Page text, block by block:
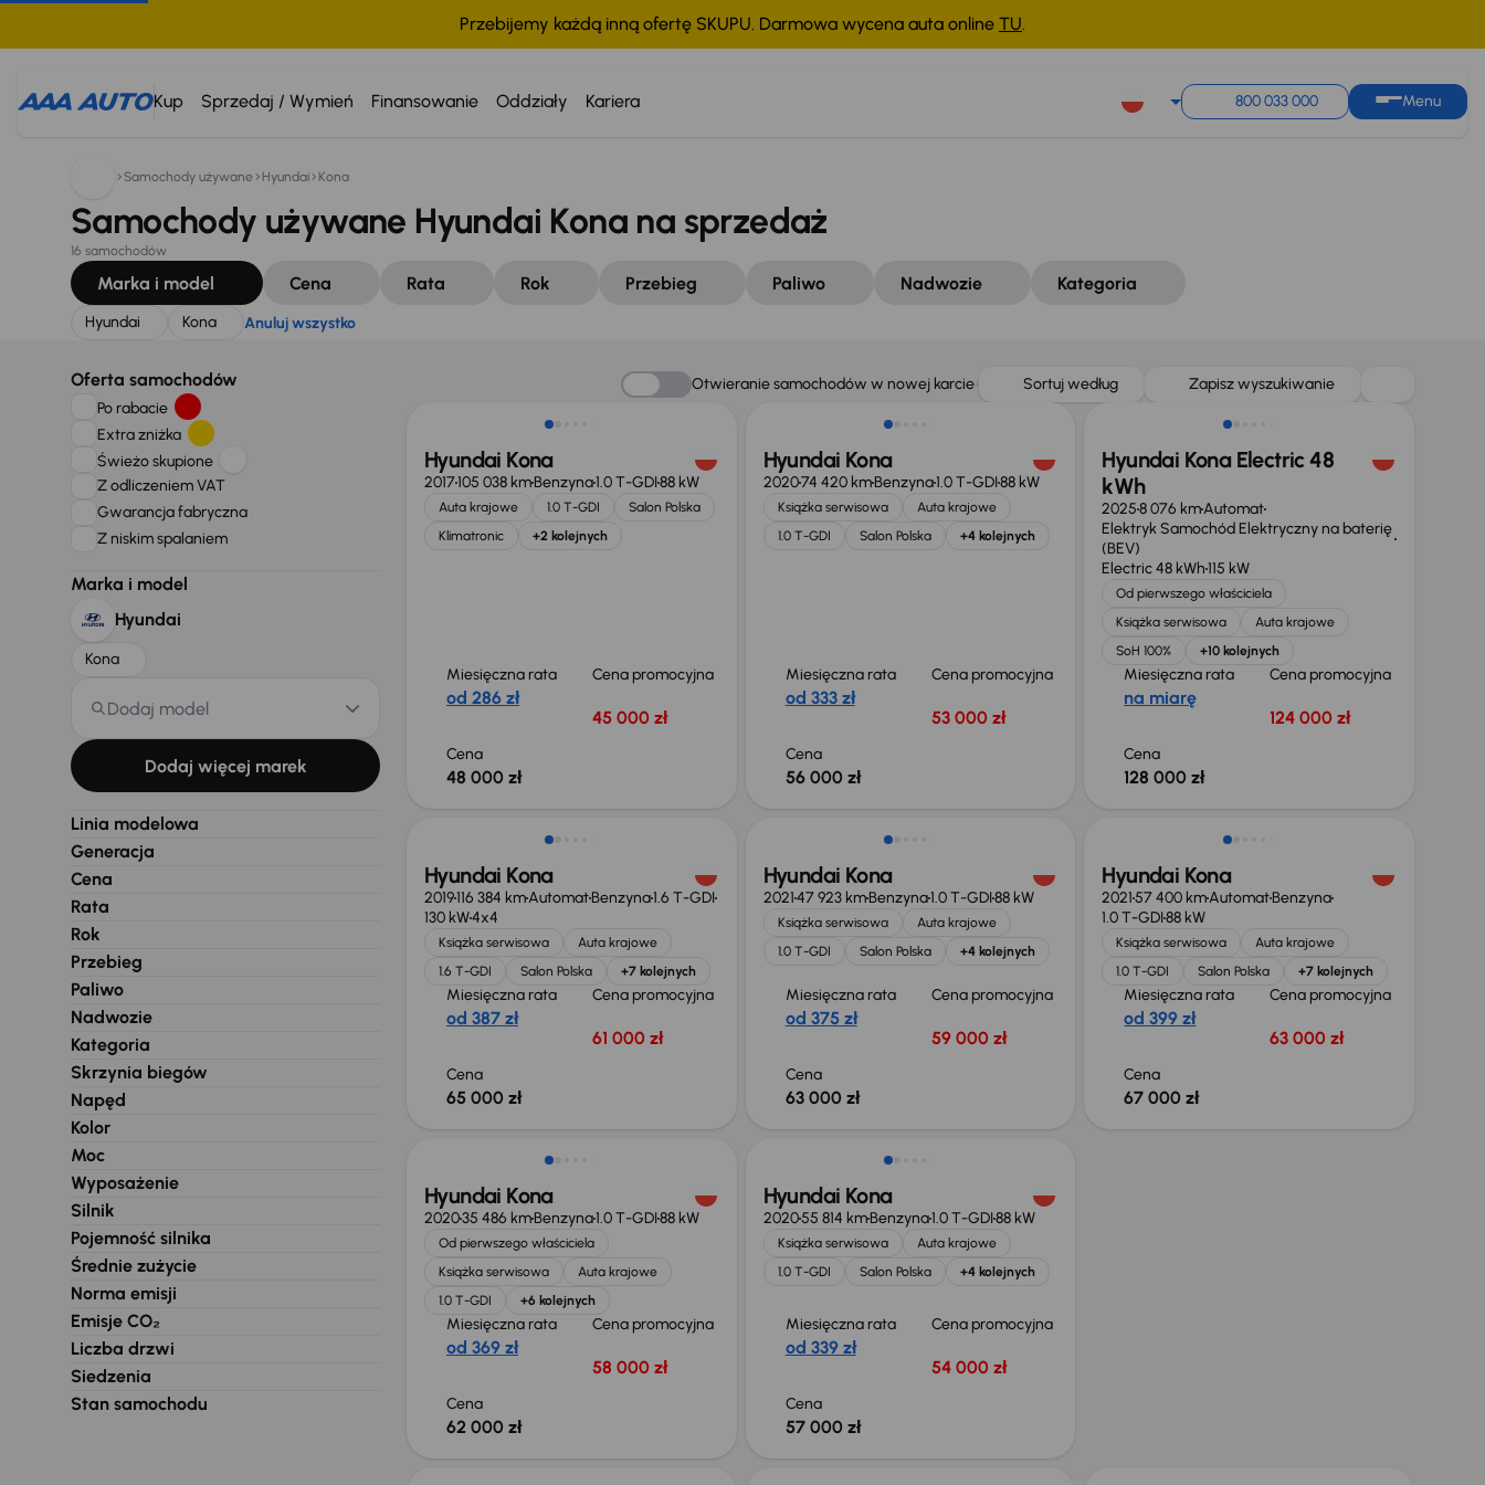
Przebijemy każdą inną ofertę SKUPU. Darmowa wycena auta online TU.
Kup Sprzedaj / Wymień Finansowanie Oddziały Kariera 800 033 000 Menu
Szukam: Anuluj wszystko
Samochody używane Hyundai Kona
Samochody używane Hyundai Kona na sprzedaż
16 samochodów
Marka i model Cena Rata Rok Przebieg Paliwo Nadwozie Kategoria
Hyundai Kona Anuluj wszystko
Oferta samochodów
Po rabacie
Extra zniżka
Świeżo skupione
Z odliczeniem VAT
Gwarancja fabryczna
Z niskim spalaniem
Marka i model
Hyundai
Kona
Dodaj model
Dodaj więcej marek
Linia modelowa
Generacja
Cena
Rata
Rok
Przebieg
Paliwo
Nadwozie
Kategoria
Skrzynia biegów
Napęd
Kolor
Moc
Wyposażenie
Silnik
Pojemność silnika
Średnie zużycie
Norma emisji
Emisje CO₂
Liczba drzwi
Siedzenia
Stan samochodu
Otwieranie samochodów w nowej karcie Sortuj według Zapisz wyszukiwanie
Hyundai Kona
2017105 038 kmBenzyna1.0 T-GDI88 kW
Auta krajowe 1.0 T-GDI
Salon Polska
Klimatronic
+2 kolejnych
Miesięczna rata
od 286 zł
Cena promocyjna
45 000 zł
Cena
48 000 zł
Hyundai Kona
202074 420 kmBenzyna1.0 T-GDI88 kW
Książka serwisowa
Auta krajowe
1.0 T-GDI
Salon Polska +4 kolejnych
Miesięczna rata
od 333 zł
Cena promocyjna
53 000 zł
Cena
56 000 zł
Od nowego taniej o 56 900 zł
Hyundai Kona Electric 48
kWh
20258 076 kmAutomat
Elektryk Samochód Elektryczny na baterię
(BEV)
Electric 48 kWh115 kW
Od pierwszego właściciela
Książka serwisowa
Auta krajowe
SoH 100%
+10 kolejnych
Miesięczna rata
na miarę
Cena promocyjna
124 000 zł
Cena
128 000 zł
Hyundai Kona
2019116 384 kmAutomatBenzyna1.6 T-GDI
130 kW4x4
Książka serwisowa
Auta krajowe
1.6 T-GDI
Salon Polska +7 kolejnych
Miesięczna rata
od 387 zł
Cena promocyjna
61 000 zł
Cena
65 000 zł
Hyundai Kona
202147 923 kmBenzyna1.0 T-GDI88 kW
Książka serwisowa
Auta krajowe
1.0 T-GDI
Salon Polska +4 kolejnych
Miesięczna rata
od 375 zł
Cena promocyjna
59 000 zł
Cena
63 000 zł
Hyundai Kona
202157 400 kmAutomatBenzyna
1.0 T-GDI88 kW
Książka serwisowa
Auta krajowe
1.0 T-GDI
Salon Polska +7 kolejnych
Miesięczna rata
od 399 zł
Cena promocyjna
63 000 zł
Cena
67 000 zł
Świeżo skupione
Hyundai Kona
202035 486 kmBenzyna1.0 T-GDI88 kW
Od pierwszego właściciela
Książka serwisowa
Auta krajowe
1.0 T-GDI
+6 kolejnych
Miesięczna rata
od 369 zł
Cena promocyjna
58 000 zł
Cena
62 000 zł
Hyundai Kona
202055 814 kmBenzyna1.0 T-GDI88 kW
Książka serwisowa
Auta krajowe
1.0 T-GDI
Salon Polska +4 kolejnych
Miesięczna rata
od 339 zł
Cena promocyjna
54 000 zł
Cena
57 000 zł
Świeżo skupione